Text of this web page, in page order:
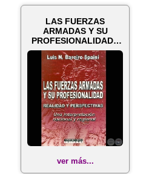
LAS FUERZAS
ARMADAS Y SU
PROFESIONALIDAD -
Por LUIS N. BAREIRO
SP...
ver más...